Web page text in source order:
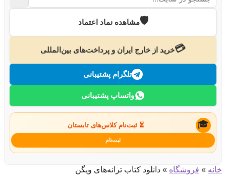
🛡️مشاهده نماد اعتماد
💳خرید از خارج ایران و پرداخت‌های بین‌المللی
تلگرام پشتیبانی
واتساپ پشتیبانی
🎓 ⏳ ثبت‌نام کلاس‌های تابستان
ثبت‌نام
خانه » فروشگاه » دانلود کتاب ترانه‌های ویگن